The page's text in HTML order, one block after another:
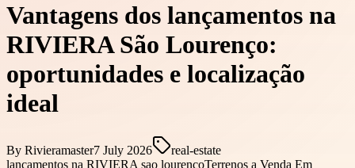
Vantagens dos lançamentos na
RIVIERA São Lourenço:
oportunidades e localização
ideal
By Rivieramaster7 July 2026
real-estate
lancamentos na RIVIERA sao lourencoTerrenos a Venda Em